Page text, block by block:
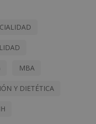
MBA
Y DIETÉTICA